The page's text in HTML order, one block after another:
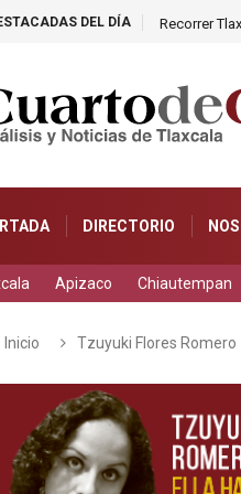
DEL DÍA Recorrer
DIRECTORIO
Apizaco Chiautempan
Inicio Tzuyuki Flores Romero